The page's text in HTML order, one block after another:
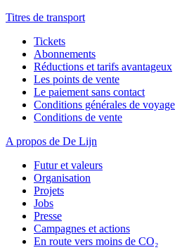
Titres de transport
Tickets
Abonnements
Réductions et tarifs avantageux
Les points de vente
Le paiement sans contact
Conditions générales de voyage
Conditions de vente
A propos de De Lijn
Futur et valeurs
Organisation
Projets
Jobs
Presse
Campagnes et actions
En route vers moins de CO₂